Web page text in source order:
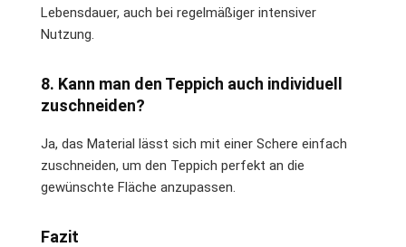
Lebensdauer, auch bei regelmäßiger intensiver
Nutzung.
8. Kann man den Teppich auch individuell
zuschneiden?
Ja, das Material lässt sich mit einer Schere einfach
zuschneiden, um den Teppich perfekt an die
gewünschte Fläche anzupassen.
Fazit